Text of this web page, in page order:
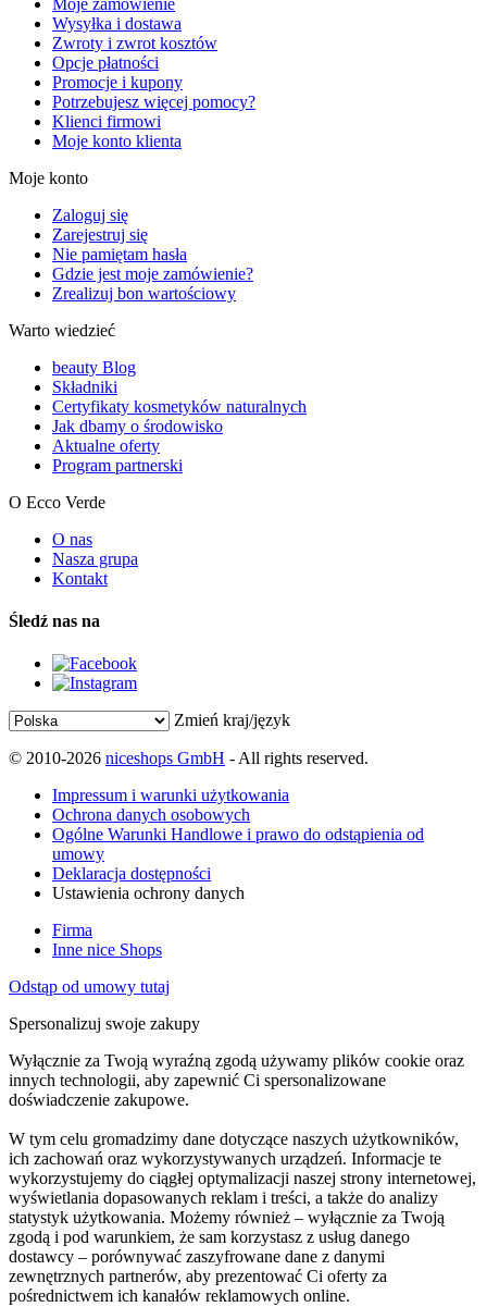
Wysyłka i dostawa
Zwroty i zwrot kosztów
Opcje płatności
Promocje i kupony
Potrzebujesz więcej pomocy?
Klienci firmowi
Moje konto klienta
Moje konto
Zaloguj się
Zarejestruj się
Nie pamiętam hasła
Gdzie jest moje zamówienie?
Zrealizuj bon wartościowy
Warto wiedzieć
beauty Blog
Składniki
Certyfikaty kosmetyków naturalnych
Jak dbamy o środowisko
Aktualne oferty
Program partnerski
O Ecco Verde
O nas
Nasza grupa
Kontakt
Śledź nas na
Zmień kraj/język
© 2010-2026 niceshops GmbH - All rights reserved.
Impressum i warunki użytkowania
Ochrona danych osobowych
Ogólne Warunki Handlowe i prawo do odstąpienia od
umowy
Deklaracja dostępności
Ustawienia ochrony danych
Firma
Inne nice Shops
Odstąp od umowy tutaj
Spersonalizuj swoje zakupy
Wyłącznie za Twoją wyraźną zgodą używamy plików cookie oraz
innych technologii, aby zapewnić Ci spersonalizowane
doświadczenie zakupowe.
W tym celu gromadzimy dane dotyczące naszych użytkowników,
ich zachowań oraz wykorzystywanych urządzeń. Informacje te
wykorzystujemy do ciągłej optymalizacji naszej strony internetowej,
wyświetlania dopasowanych reklam i treści, a także do analizy
statystyk użytkowania. Możemy również – wyłącznie za Twoją
zgodą i pod warunkiem, że sam korzystasz z usług danego
dostawcy – porównywać zaszyfrowane dane z danymi
zewnętrznych partnerów, aby prezentować Ci oferty za
pośrednictwem ich kanałów reklamowych online.